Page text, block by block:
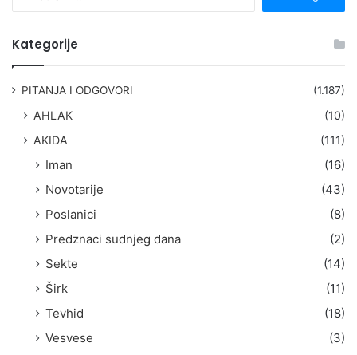
Kategorije
PITANJA I ODGOVORI (1.187)
AHLAK
(10)
AKIDA
(111)
Iman
(16)
Novotarije
(43)
Poslanici
(8)
Predznaci sudnjeg dana
(2)
Sekte
(14)
Širk
(11)
Tevhid
(18)
Vesvese
(3)